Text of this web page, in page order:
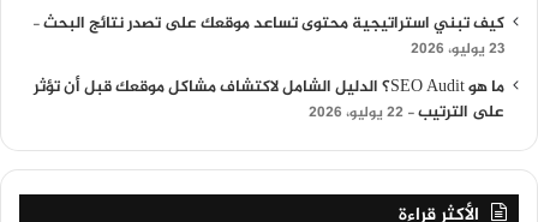
كيف تبني استراتيجية محتوى تساعد موقعك على تصدر نتائج البحث
23 يوليو، 2026
ما هو SEO Audit؟ الدليل الشامل لاكتشاف مشاكل موقعك قبل أن تؤثر
على الترتيب 22 يوليو، 2026
الأكثر قراءة